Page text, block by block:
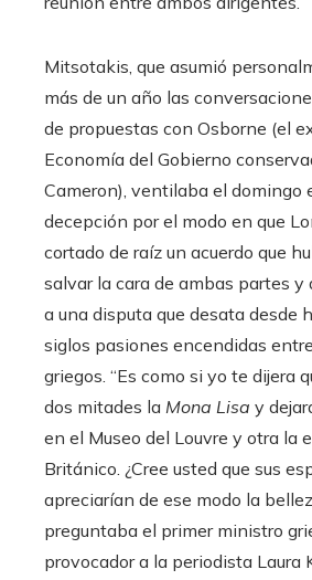
Mitsotakis, que asumió
más de un año las
de propuestas con Osborne (el
Economía del Gobierno
Cameron), ventilaba el domingo
decepción por el modo en que
cortado de raíz un acuerdo que
salvar la cara de ambas partes y
a una disputa que desata desde
siglos pasiones encendidas
griegos. “Es como si yo te dijera
dos mitades la Mona Lisa y
en el Museo del Louvre y otra la
Británico. ¿Cree usted que sus
apreciarían de ese modo la
preguntaba el primer ministro
provocador a la periodista Laura